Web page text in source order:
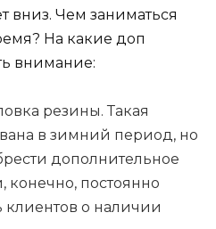
вниз. Чем заниматься
На какие доп
внимание:
резины. Такая
в зимний период, но
дополнительное
конечно, постоянно
о наличии